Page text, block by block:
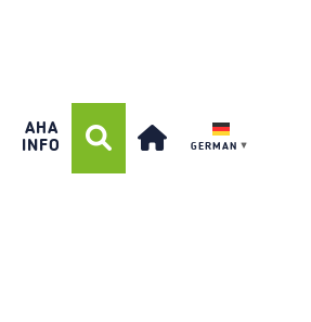
AHA
INFO
GERMAN ▼